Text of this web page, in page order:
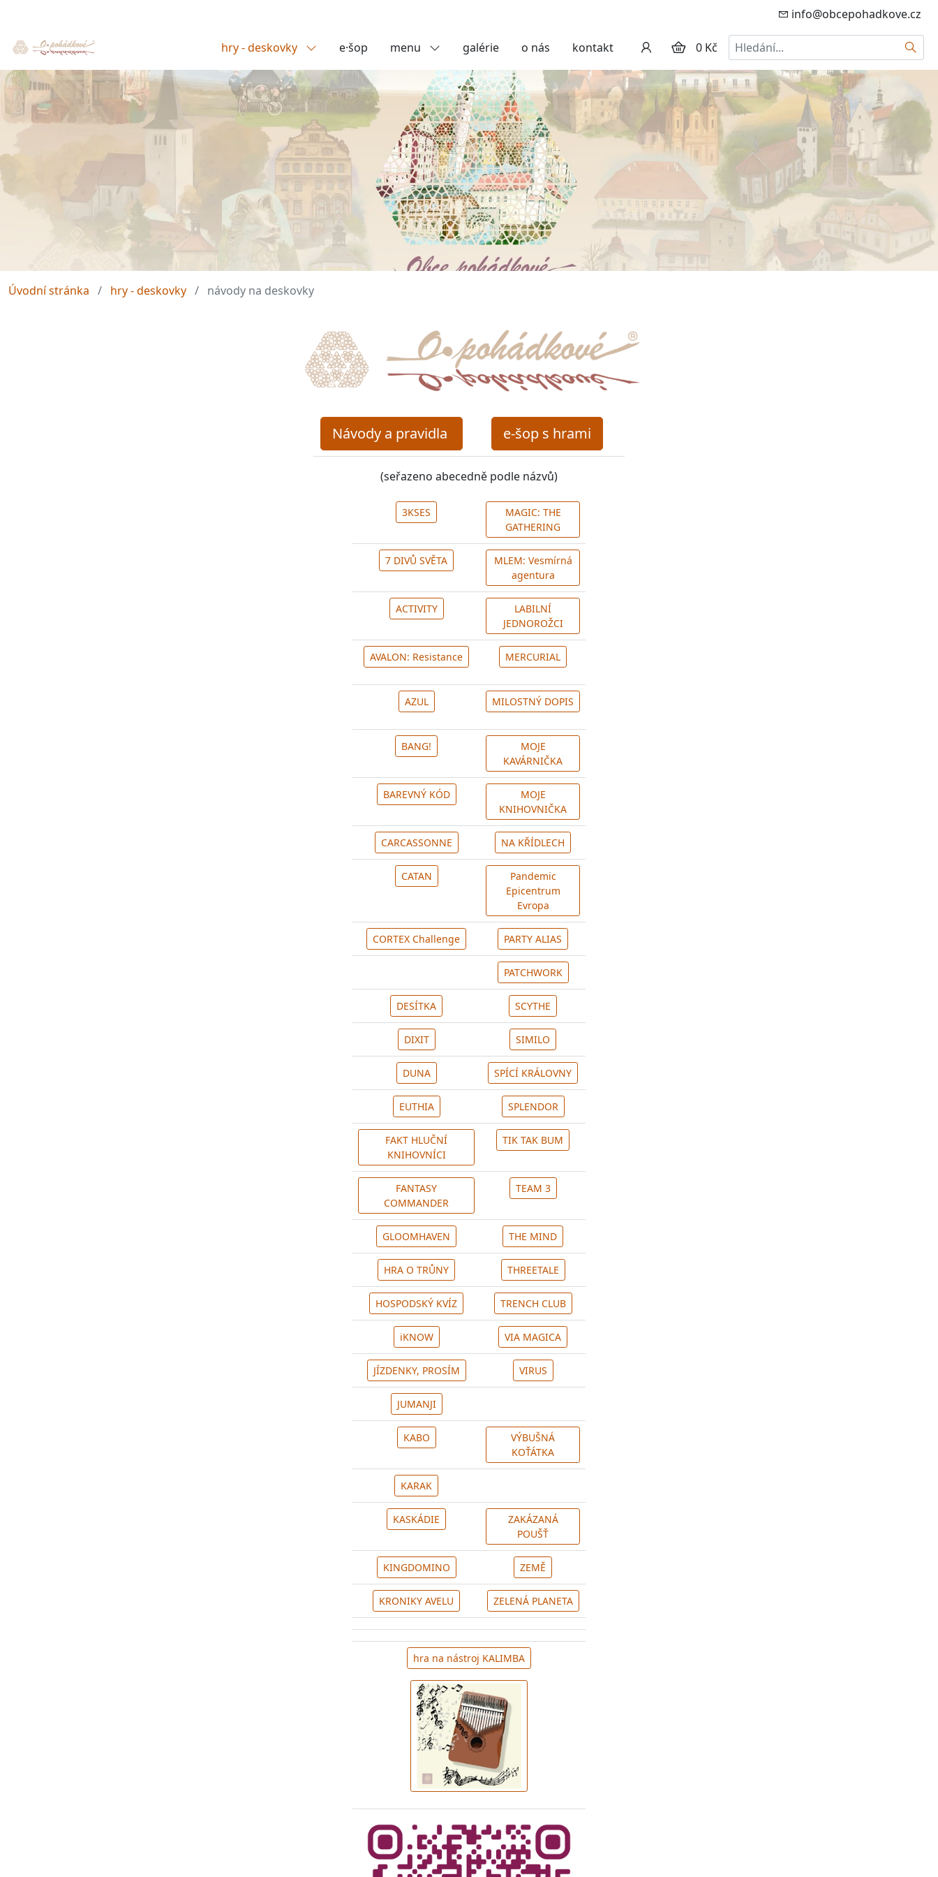
info@obcepohadkove.cz
hry - deskovky e·šop menu galérie o nás kontakt 0 Kč Hledat
Úvodní stránka hry - deskovky návody na deskovky
Návody a pravidla e-šop s hrami
(seřazeno abecedně podle názvů)
3KSES
MAGIC: THE
GATHERING
7 DIVŮ SVĚTA
MLEM: Vesmírná
agentura
ACTIVITY
LABILNÍ
JEDNOROŽCI
AVALON: Resistance MERCURIAL
AZUL MILOSTNÝ DOPIS
BANG!
MOJE
KAVÁRNIČKA
BAREVNÝ KÓD
MOJE
KNIHOVNIČKA
CARCASSONNE NA KŘÍDLECH
CATAN
Pandemic
Epicentrum
Evropa
CORTEX Challenge PARTY ALIAS
PATCHWORK
DESÍTKA SCYTHE
DIXIT SIMILO
DUNA SPÍCÍ KRÁLOVNY
EUTHIA SPLENDOR
FAKT HLUČNÍ
KNIHOVNÍCI
TIK TAK BUM
FANTASY
COMMANDER
TEAM 3
GLOOMHAVEN THE MIND
HRA O TRŮNY THREETALE
HOSPODSKÝ KVÍZ TRENCH CLUB
iKNOW VIA MAGICA
JÍZDENKY, PROSÍM VIRUS
JUMANJI
KABO
VÝBUŠNÁ
KOŤÁTKA
KARAK
KASKÁDIE
ZAKÁZANÁ
POUŠŤ
KINGDOMINO ZEMĚ
KRONIKY AVELU ZELENÁ PLANETA
hra na nástroj KALIMBA